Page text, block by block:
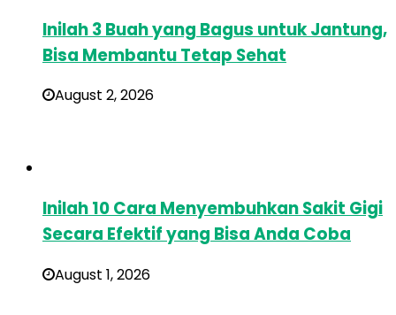
Inilah 3 Buah yang Bagus untuk Jantung,
Bisa Membantu Tetap Sehat
August 2, 2026
Inilah 10 Cara Menyembuhkan Sakit Gigi
Secara Efektif yang Bisa Anda Coba
August 1, 2026